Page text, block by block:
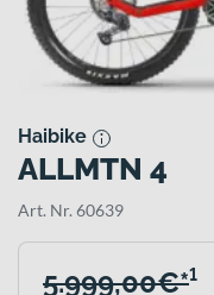
Haibike
ALLMTN 4
Art. Nr. 60639
5.999,00€*¹